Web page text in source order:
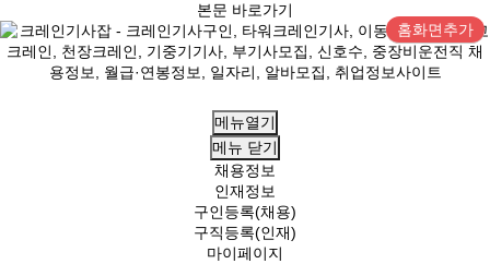
본문 바로가기
홈화면추가
메뉴열기
메뉴 닫기
채용정보
인재정보
구인등록(채용)
구직등록(인재)
마이페이지